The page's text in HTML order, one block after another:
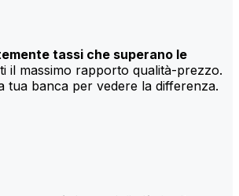
tassi che superano le
il massimo rapporto qualità-prezzo.
tua banca per vedere la differenza.